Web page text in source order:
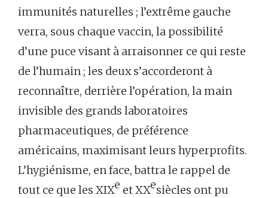
immunités naturelles ; l’extrême gauche
verra, sous chaque vaccin, la possibilité
d’une puce visant à arraisonner ce qui reste
de l’humain ; les deux s’accorderont à
reconnaître, derrière l’opération, la main
invisible des grands laboratoires
pharmaceutiques, de préférence
américains, maximisant leurs hyperprofits.
L’hygiénisme, en face, battra le rappel de
tout ce que les XIXe et XXesiècles ont pu